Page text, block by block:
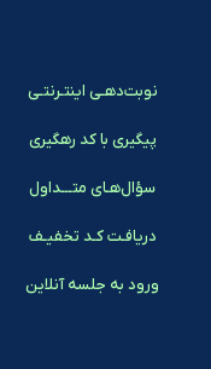
نوبت‌دهـی اینتـرنتـی
پیگیری با کد رهگیری
سؤال‌هـای متـــداول
دریافـت کـد تخفیـف
ورود به جلسه آنلاین